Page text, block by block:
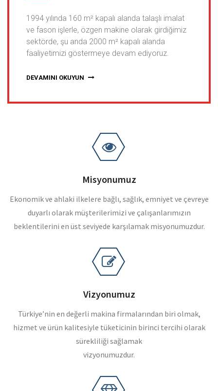
1994 yılında 160 m² kapalı alanda talaşlı imalat
ve fason işlerle, özgen makine olarak girdiğimiz
sektörde, şu anda 2000 m² kapalı alanda
faaliyetimizi göstermeye devam ediyoruz.
DEVAMINI OKUYUN
Misyonumuz
Ekonomik ve ahlaki ilkelere bağlı, sağlık, emniyet ve çevreye
duyarlı olarak müşterilerimizi ve çalışanlarımızın
beklentilerini en üst seviyede karşılamak misyonumuzdur.
Vizyonumuz
Türkiye’nin en değerli makina firmalarından biri olmak,
hizmet ve ürün kalitesiyle tüketicinin birinci tercihi olarak
sürekliliği sağlamak
vizyonumuzdur.